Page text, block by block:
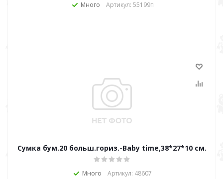
Много Артикул: 55199п
Сумка бум.20 больш.гориз.-Baby time,38*27*10 см.
Много Артикул: 48607